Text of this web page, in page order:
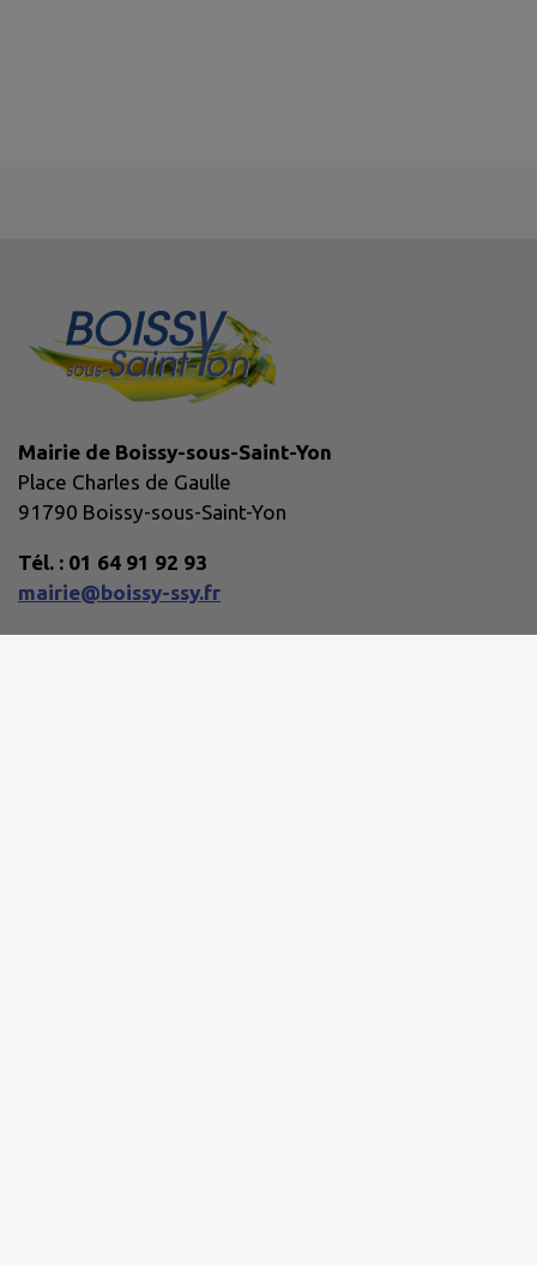
Mairie de Boissy-sous-Saint-Yon
Place Charles de Gaulle
91790 Boissy-sous-Saint-Yon
Tél. : 01 64 91 92 93
mairie@boissy-ssy.fr